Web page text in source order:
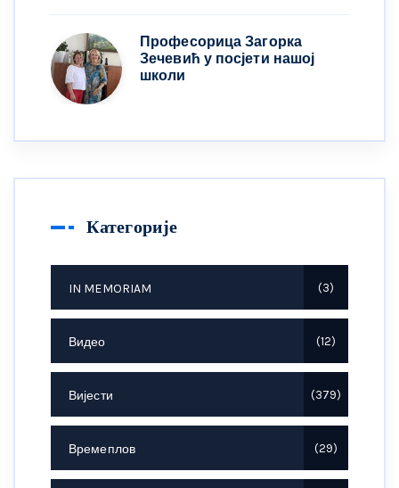
Професорица Загорка
Зечевић у посјети нашој
школи
Категорије
IN MEMORIAM 3
Видео 12
Вијести 379
Времеплов 29